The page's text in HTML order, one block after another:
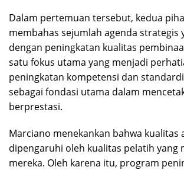
Dalam pertemuan tersebut, kedua
membahas sejumlah agenda strategis
dengan peningkatan kualitas
satu fokus utama yang menjadi
peningkatan kompetensi dan
sebagai fondasi utama dalam
berprestasi.
Marciano menekankan bahwa kualitas
dipengaruhi oleh kualitas pelatih yang
mereka. Oleh karena itu, program